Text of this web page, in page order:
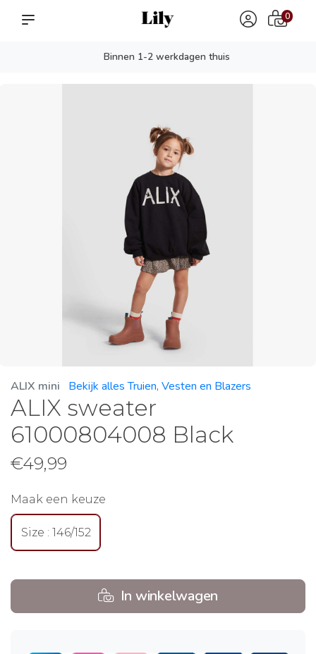
Binnen 1-2 werkdagen thuis
0
ALIX mini Bekijk alles Truien, Vesten en Blazers
ALIX sweater
61000804008 Black
€49,99
Maak een keuze
Size : 146/152
In winkelwagen